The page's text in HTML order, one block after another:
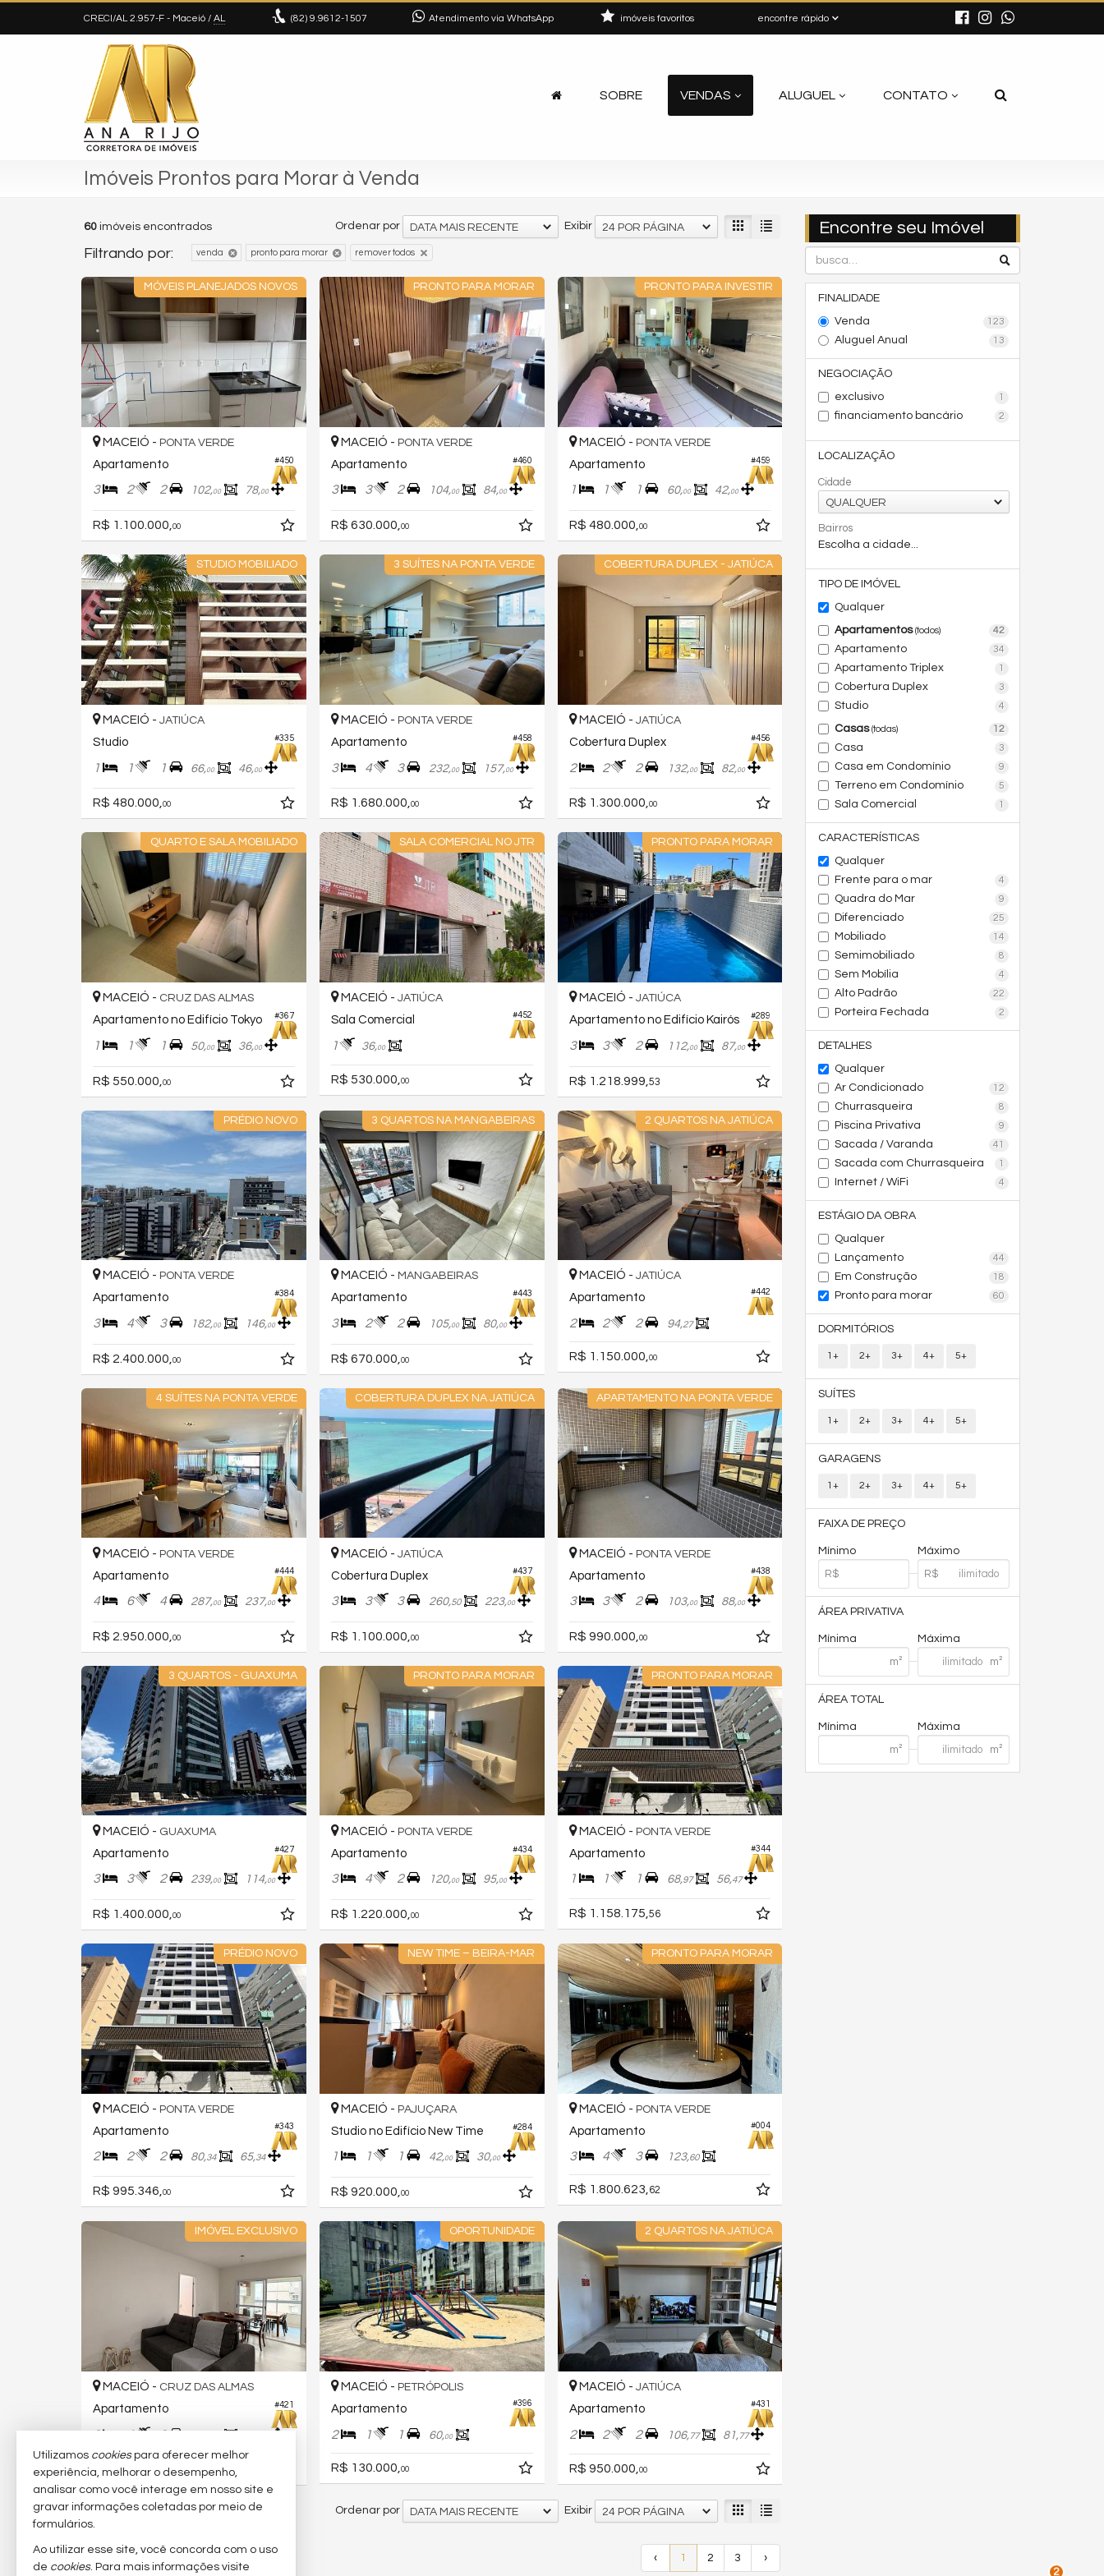
CRECI/AL 2.957-F - Maceió / AL (82) 9.9612-1507 Atendimento via WhatsApp encontre rápido
imóveis favoritos
SOBRE VENDAS ALUGUEL CONTATO
Imóveis Prontos para Morar à Venda
Encontre seu Imóvel
FINALIDADE
Venda
123
Aluguel Anual 13
NEGOCIAÇÃO
exclusivo
1
financiamento bancário 2
LOCALIZAÇÃO
Cidade
QUALQUER
Bairros
Escolha a cidade...
TIPO DE IMÓVEL
Qualquer
Apartamentos(todos) 42
Apartamento 34
Apartamento Triplex 1
Cobertura Duplex 3
Studio 4
Casas(todas) 12
Casa 3
Casa em Condomínio 9
Terreno em Condomínio 5
Sala Comercial 1
CARACTERÍSTICAS
Qualquer
Frente para o mar
4
Quadra do Mar 9
Diferenciado 25
Mobiliado 14
Semimobiliado 8
Sem Mobília 4
Alto Padrão 22
Porteira Fechada 2
DETALHES
Qualquer
Ar Condicionado
12
Churrasqueira 8
Piscina Privativa 9
Sacada / Varanda 41
Sacada com Churrasqueira 1
Internet / WiFi 4
ESTÁGIO DA OBRA
Qualquer
Lançamento
44
Em Construção 18
Pronto para morar 60
DORMITÓRIOS
1+ 2+ 3+ 4+ 5+
SUÍTES
1+ 2+ 3+ 4+ 5+
GARAGENS
1+ 2+ 3+ 4+ 5+
FAIXA DE PREÇO
Mínimo Máximo
ÁREA PRIVATIVA
Mínima Máxima
ÁREA TOTAL
Mínima Máxima
60 imóveis encontrados Exibir 24 POR PÁGINA
Ordenar por DATA MAIS RECENTE
Filtrando por: venda pronto para morar remover todos
MÓVEIS PLANEJADOS NOVOS
#450
MACEIÓ - PONTA VERDE
Apartamento
3 2 2 102,00 78,00
R$ 1.100.000, 00
PRONTO PARA MORAR
#460
MACEIÓ - PONTA VERDE
Apartamento
3 3 2 104,00 84,00
R$ 630.000, 00
PRONTO PARA INVESTIR
#459
MACEIÓ - PONTA VERDE
Apartamento
1 1 1 60,00 42,00
R$ 480.000, 00
STUDIO MOBILIADO
#335
MACEIÓ - JATIÚCA
Studio
1 1 1 66,00 46,00
R$ 480.000,00
3 SUÍTES NA PONTA VERDE
#458
MACEIÓ - PONTA VERDE
Apartamento
3 4 3 232,00 157,00
R$ 1.680.000,00
COBERTURA DUPLEX - JATIÚCA
#456
MACEIÓ - JATIÚCA
Cobertura Duplex
2 2 2 132,00 82,00
R$ 1.300.000,00
QUARTO E SALA MOBILIADO
#367
MACEIÓ - CRUZ DAS ALMAS
Apartamento no Edifício Tokyo
1 1 1 50,00 36,00
R$ 550.000, 00
SALA COMERCIAL NO JTR
#452
MACEIÓ - JATIÚCA
Sala Comercial
1 36,00
R$ 530.000, 00
PRONTO PARA MORAR
#289
MACEIÓ - JATIÚCA
Apartamento no Edifício Kairós
3 3 2 112,00 87,00
R$ 1.218.999, 53
PRÉDIO NOVO
#384
MACEIÓ - PONTA VERDE
Apartamento
3 4 3 182,00 146,00
R$ 2.400.000, 00
3 QUARTOS NA MANGABEIRAS
#443
MACEIÓ - MANGABEIRAS
Apartamento
3 2 2 105,00 80,00
R$ 670.000, 00
2 QUARTOS NA JATIÚCA
#442
MACEIÓ - JATIÚCA
Apartamento
2 2 2 94,27
R$ 1.150.000, 00
4 SUÍTES NA PONTA VERDE
#444
MACEIÓ - PONTA VERDE
Apartamento
4 6 4 287,00 237,00
R$ 2.950.000, 00
COBERTURA DUPLEX NA JATIÚCA
#437
MACEIÓ - JATIÚCA
Cobertura Duplex
3 3 3 260,50 223,00
R$ 1.100.000, 00
APARTAMENTO NA PONTA VERDE
#438
MACEIÓ - PONTA VERDE
Apartamento
3 3 2 103,00 88,00
R$ 990.000, 00
3 QUARTOS - GUAXUMA
#427
MACEIÓ - GUAXUMA
Apartamento
3 3 2 239,00 114,00
R$ 1.400.000, 00
PRONTO PARA MORAR
#434
MACEIÓ - PONTA VERDE
Apartamento
3 4 2 120,00 95,00
R$ 1.220.000, 00
PRONTO PARA MORAR
#344
MACEIÓ - PONTA VERDE
Apartamento
1 1 1 68,97 56,47
R$ 1.158.175, 56
PRÉDIO NOVO
#343
MACEIÓ - PONTA VERDE
Apartamento
2 2 2 80,34 65,34
R$ 995.346,00
NEW TIME – BEIRA-MAR
#284
MACEIÓ - PAJUÇARA
Studio no Edifício New Time
1 1 1 42,00 30,00
R$ 920.000,00
PRONTO PARA MORAR
#004
MACEIÓ - PONTA VERDE
Apartamento
3 4 3 123,60
R$ 1.800.623,62
IMÓVEL EXCLUSIVO
#421
MACEIÓ - CRUZ DAS ALMAS
Apartamento
3 4 2
R$ 870.000, 00
OPORTUNIDADE
#396
MACEIÓ - PETRÓPOLIS
Apartamento
2 1 1 60,00
R$ 130.000,00
2 QUARTOS NA JATIÚCA
#431
MACEIÓ - JATIÚCA
Apartamento
2 2 2 106,77 81,77
R$ 950.000,00
60 imóveis encontrados Exibir 24 POR PÁGINA
Ordenar por DATA MAIS RECENTE
‹ 1 2 3 ›
(nenhuma avaliação)
Utilizamos cookiespara oferecer melhor
experiência, melhorar o desempenho,
analisar como você interage em nosso site e
gravar informações coletadas por meio de
formulários.
Ao utilizar esse site, você concorda com o uso
de cookies. Para mais informações visite